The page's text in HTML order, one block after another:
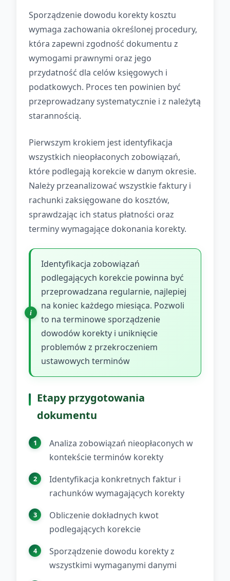
Sporządzenie dowodu korekty kosztu
wymaga zachowania określonej procedury,
która zapewni zgodność dokumentu z
wymogami prawnymi oraz jego
przydatność dla celów księgowych i
podatkowych. Proces ten powinien być
przeprowadzany systematycznie i z należytą
starannością.
Pierwszym krokiem jest identyfikacja
wszystkich nieopłaconych zobowiązań,
które podlegają korekcie w danym okresie.
Należy przeanalizować wszystkie faktury i
rachunki zaksięgowane do kosztów,
sprawdzając ich status płatności oraz
terminy wymagające dokonania korekty.
Identyfikacja zobowiązań
podlegających korekcie powinna być
przeprowadzana regularnie, najlepiej
na koniec każdego miesiąca. Pozwoli
to na terminowe sporządzenie
dowodów korekty i uniknięcie
problemów z przekroczeniem
ustawowych terminów
Etapy przygotowania
dokumentu
Analiza zobowiązań nieopłaconych w
kontekście terminów korekty
Identyfikacja konkretnych faktur i
rachunków wymagających korekty
Obliczenie dokładnych kwot
podlegających korekcie
Sporządzenie dowodu korekty z
wszystkimi wymaganymi danymi